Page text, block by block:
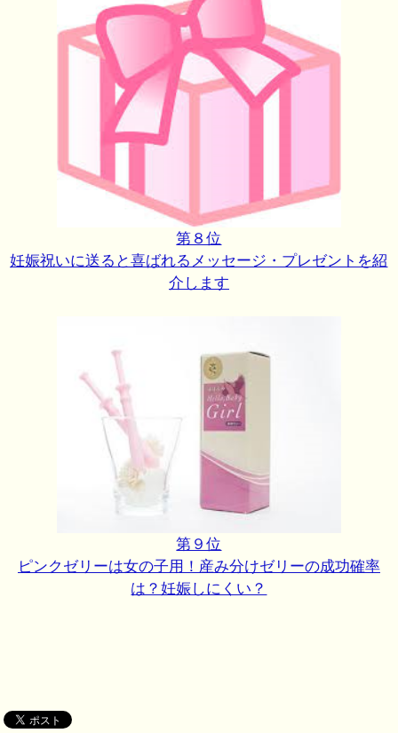
第８位
妊娠祝いに送ると喜ばれるメッセージ・プレゼントを紹
介します
第９位
ピンクゼリーは女の子用！産み分けゼリーの成功確率
は？妊娠しにくい？